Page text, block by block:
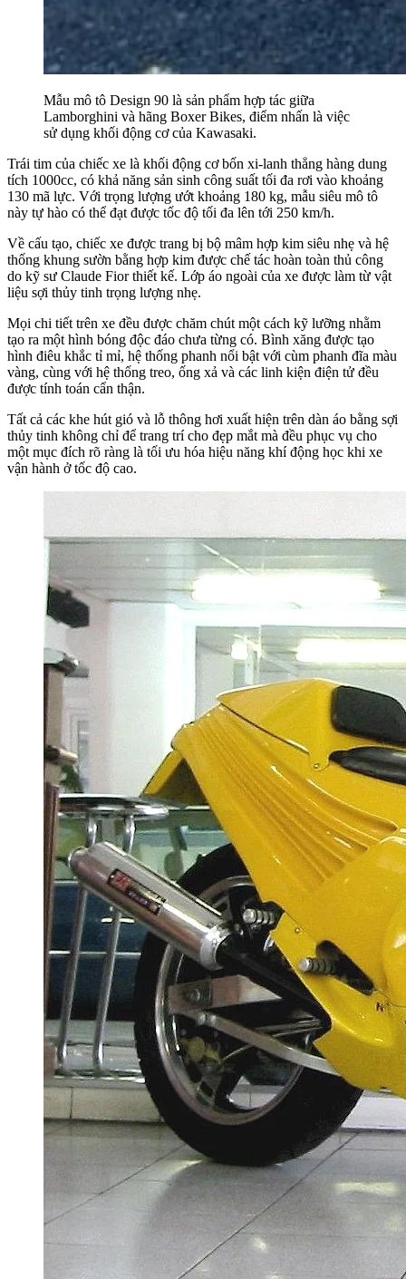
Mẫu mô tô Design 90 là sản phẩm hợp tác giữa
Lamborghini và hãng Boxer Bikes, điểm nhấn là việc
sử dụng khối động cơ của Kawasaki.
Trái tim của chiếc xe là khối động cơ bốn xi-lanh thẳng hàng dung
tích 1000cc, có khả năng sản sinh công suất tối đa rơi vào khoảng
130 mã lực. Với trọng lượng ướt khoảng 180 kg, mẫu siêu mô tô
này tự hào có thể đạt được tốc độ tối đa lên tới 250 km/h.
Về cấu tạo, chiếc xe được trang bị bộ mâm hợp kim siêu nhẹ và hệ
thống khung sườn bằng hợp kim được chế tác hoàn toàn thủ công
do kỹ sư Claude Fior thiết kế. Lớp áo ngoài của xe được làm từ vật
liệu sợi thủy tinh trọng lượng nhẹ.
Mọi chi tiết trên xe đều được chăm chút một cách kỹ lưỡng nhằm
tạo ra một hình bóng độc đáo chưa từng có. Bình xăng được tạo
hình điêu khắc tỉ mỉ, hệ thống phanh nổi bật với cùm phanh đĩa màu
vàng, cùng với hệ thống treo, ống xả và các linh kiện điện tử đều
được tính toán cẩn thận.
Tất cả các khe hút gió và lỗ thông hơi xuất hiện trên dàn áo bằng sợi
thủy tinh không chỉ để trang trí cho đẹp mắt mà đều phục vụ cho
một mục đích rõ ràng là tối ưu hóa hiệu năng khí động học khi xe
vận hành ở tốc độ cao.